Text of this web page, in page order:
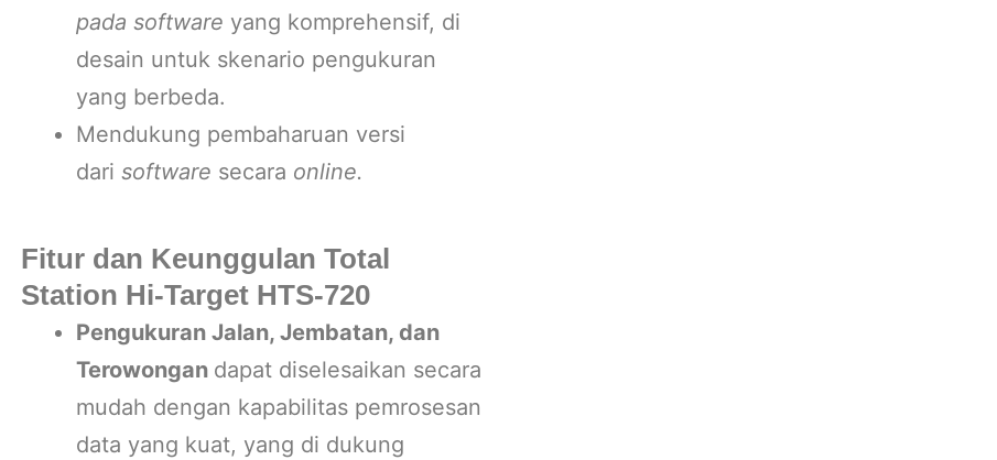
pada software yang komprehensif, di
desain untuk skenario pengukuran
yang berbeda.
Mendukung pembaharuan versi
dari software secara online.
Fitur dan Keunggulan Total
Station Hi-Target HTS-720
Pengukuran Jalan, Jembatan, dan
Terowongan dapat diselesaikan secara
mudah dengan kapabilitas pemrosesan
data yang kuat, yang di dukung